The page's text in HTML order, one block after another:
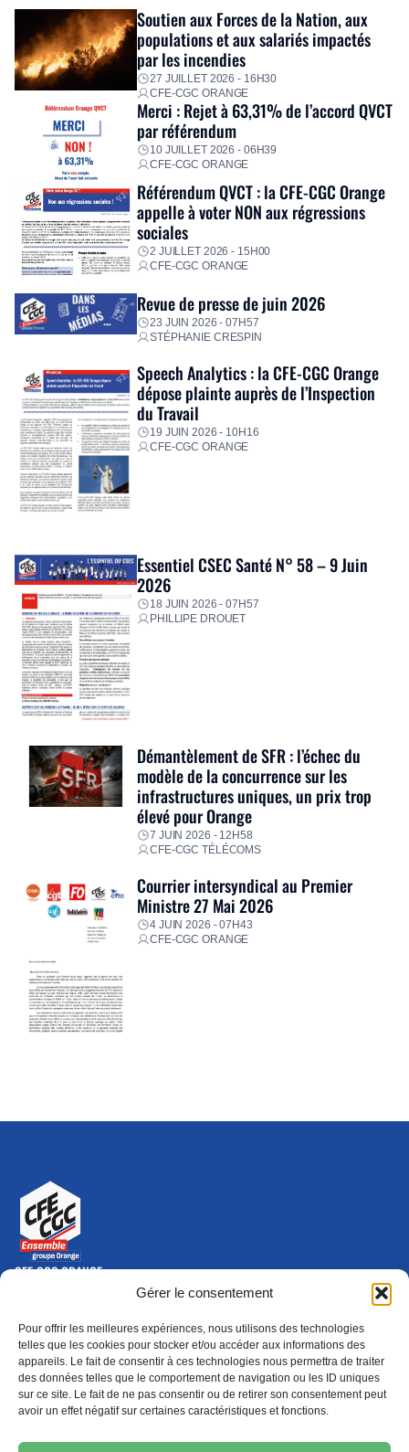
Gérer le consentement
Pour offrir les meilleures expériences, nous utilisons des technologies
telles que les cookies pour stocker et/ou accéder aux informations des
appareils. Le fait de consentir à ces technologies nous permettra de traiter
des données telles que le comportement de navigation ou les ID uniques
sur ce site. Le fait de ne pas consentir ou de retirer son consentement peut
avoir un effet négatif sur certaines caractéristiques et fonctions.
Fidèle à sa mission d’utilité sociale, le Groupe mobilise
immédiatement ses équipes afin de proposer un diagnostic
personnalisé, des aides financières pour faire face aux
premières dépenses, […]
Soutien aux Forces de la Nation, aux
populations et aux salariés impactés
par les incendies
27 JUILLET 2026 - 16H30
CFE-CGC ORANGE
Merci : Rejet à 63,31% de l’accord QVCT
par référendum
10 JUILLET 2026 - 06H39
CFE-CGC ORANGE
Référendum QVCT : la CFE-CGC Orange
appelle à voter NON aux régressions
sociales
2 JUILLET 2026 - 15H00
CFE-CGC ORANGE
Revue de presse de juin 2026
23 JUIN 2026 - 07H57
STÉPHANIE CRESPIN
Speech Analytics : la CFE-CGC Orange
dépose plainte auprès de l’Inspection
du Travail
19 JUIN 2026 - 10H16
CFE-CGC ORANGE
Essentiel CSEC Santé N° 58 – 9 Juin
2026
18 JUIN 2026 - 07H57
PHILLIPE DROUET
Démantèlement de SFR : l’échec du
modèle de la concurrence sur les
infrastructures uniques, un prix trop
élevé pour Orange
7 JUIN 2026 - 12H58
CFE-CGC TÉLÉCOMS
Courrier intersyndical au Premier
Ministre 27 Mai 2026
4 JUIN 2026 - 07H43
CFE-CGC ORANGE
CFE-CGC ORANGE
10-12 rue Saint Amand, 75015 Paris Cedex 15
Nous contacter
01 46 79 28 74
S'ABONNER(NOUVELLE FENÊTRE)
ADHÉRER
Épargne
(nouvelle fenêtre) Formation
(nouvelle fenêtre)